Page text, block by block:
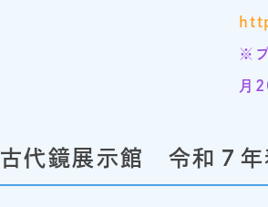
※
月
古代鏡展示館 令和７年